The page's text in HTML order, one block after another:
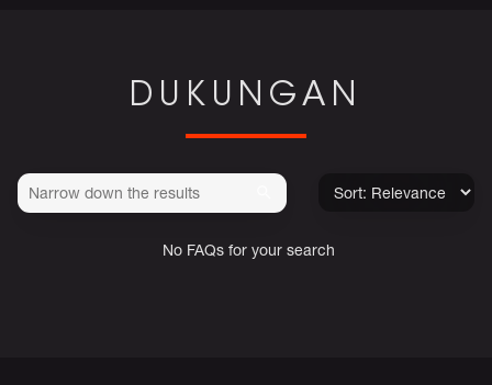
DUKUNGAN
No FAQs for your search